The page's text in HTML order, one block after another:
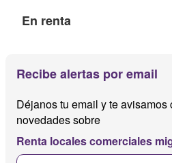
En renta
Recibe alertas por email
Déjanos tu email y te
novedades sobre
Renta locales comerciales